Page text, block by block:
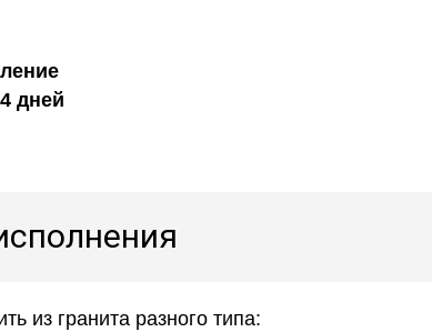
дней
из гранита разного типа: